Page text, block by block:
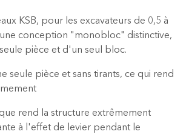
KSB, pour les excavateurs de 0,5 à
conception "monobloc" distinctive,
pièce et d'un seul bloc.
seule pièce et sans tirants, ce qui rend
rend la structure extrêmement
à l'effet de levier pendant le